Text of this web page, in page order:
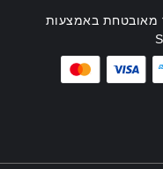
מאובטחת באמצעות